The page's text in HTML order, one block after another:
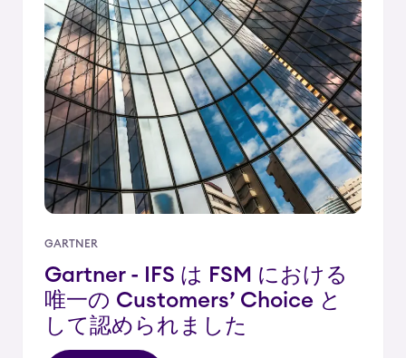
GARTNER
Gartner - IFS は FSM における
唯一の Customers’ Choice と
して認められました